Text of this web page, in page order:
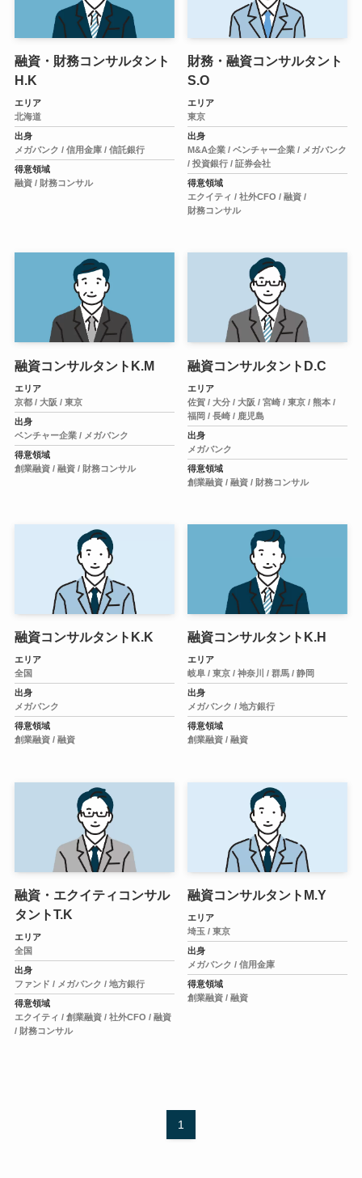
融資・財務コンサルタント
H.K
エリア
北海道
出身
メガバンク / 信用金庫 / 信託銀行
得意領域
融資 / 財務コンサル
財務・融資コンサルタント
S.O
エリア
東京
出身
M&A企業 /ベンチャー企業 / メガバンク
/投資銀行 /証券会社
得意領域
エクイティ /社外CFO /融資 /
財務コンサル
融資コンサルタントK.M
エリア
京都 / 大阪 / 東京
出身
ベンチャー企業 / メガバンク
得意領域
創業融資 / 融資 / 財務コンサル
融資コンサルタントD.C
エリア
佐賀 /大分 /大阪 /宮崎 /東京 /熊本 /
福岡 /長崎 / 鹿児島
出身
メガバンク
得意領域
創業融資 /融資 / 財務コンサル
融資コンサルタントK.K
エリア
全国
出身
メガバンク
得意領域
創業融資 / 融資
融資コンサルタントK.H
エリア
岐阜 /東京 /神奈川 /群馬 /静岡
出身
メガバンク /地方銀行
得意領域
創業融資 /融資
融資・エクイティコンサル
タントT.K
エリア
全国
出身
ファンド / メガバンク / 地方銀行
得意領域
エクイティ / 創業融資 / 社外CFO / 融資
/ 財務コンサル
融資コンサルタントM.Y
エリア
埼玉 /東京
出身
メガバンク /信用金庫
得意領域
創業融資 /融資
1